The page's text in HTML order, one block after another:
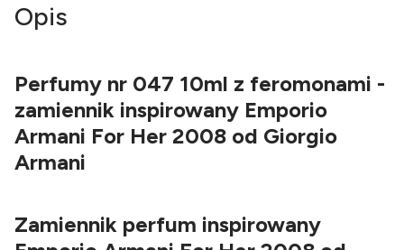
Opis
Perfumy nr 047 10ml z feromonami -
zamiennik inspirowany Emporio
Armani For Her 2008 od Giorgio
Armani
Zamiennik perfum inspirowany